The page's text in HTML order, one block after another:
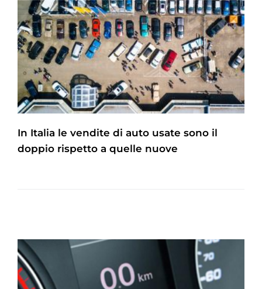
In Italia le vendite di auto usate sono il
doppio rispetto a quelle nuove